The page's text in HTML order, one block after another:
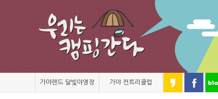
가야랜드 달빛야영장 가야 컨트리클럽